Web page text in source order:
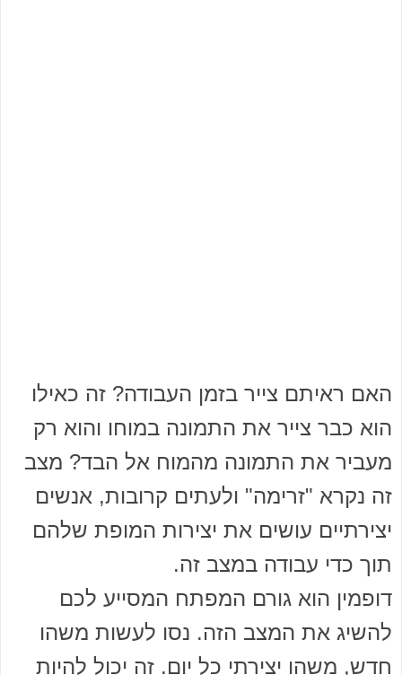
האם ראיתם צייר בזמן העבודה? זה כאילו
הוא כבר צייר את התמונה במוחו והוא רק
מעביר את התמונה מהמוח אל הבד? מצב
זה נקרא "זרימה" ולעתים קרובות, אנשים
יצירתיים עושים את יצירות המופת שלהם
תוך כדי עבודה במצב זה.
דופמין הוא גורם המפתח המסייע לכם
להשיג את המצב הזה. נסו לעשות משהו
חדש, משהו יצירתי כל יום. זה יכול להיות